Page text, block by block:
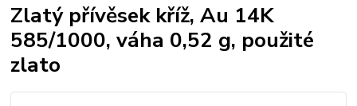
Zlatý přívěsek kříž, Au 14K
585/1000, váha 0,52 g, použité
zlato